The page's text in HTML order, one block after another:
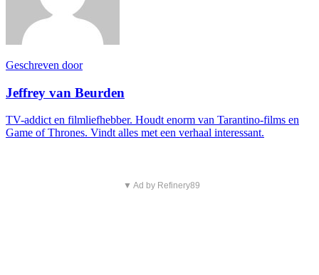
Geschreven door
Jeffrey van Beurden
TV-addict en filmliefhebber. Houdt enorm van Tarantino-films en
Game of Thrones. Vindt alles met een verhaal interessant.
▼ Ad by Refinery89